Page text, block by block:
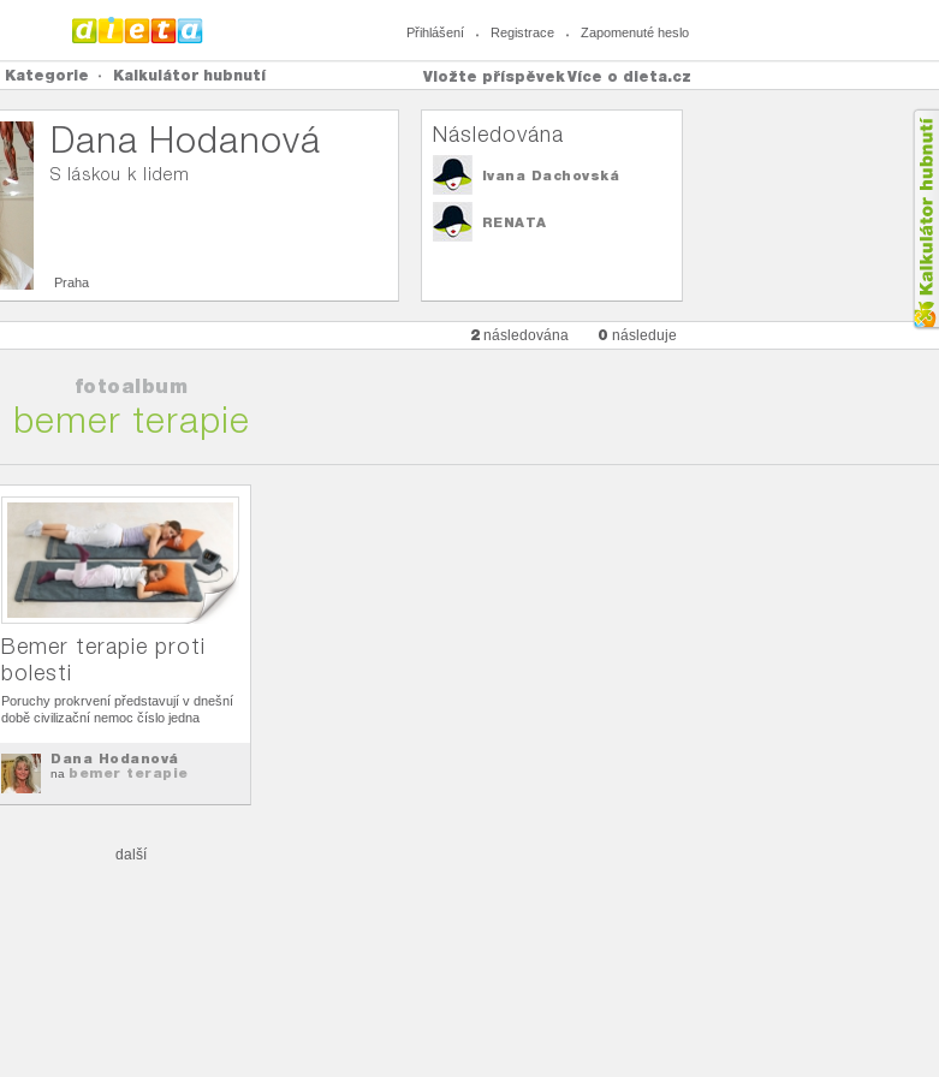
Přihlášení Registrace Zapomenuté heslo
Kategorie Kalkulátor hubnutí Více o dieta.cz
Vložte příspěvek
Dana Hodanová
S láskou k lidem
Praha
Následována
Ivana Dachovská
RENATA
2 následována 0 následuje
fotoalbum
bemer terapie
Bemer terapie proti
bolesti
Poruchy prokrvení představují v dnešní
době civilizační nemoc číslo jedna
Dana Hodanová
na bemer terapie
další